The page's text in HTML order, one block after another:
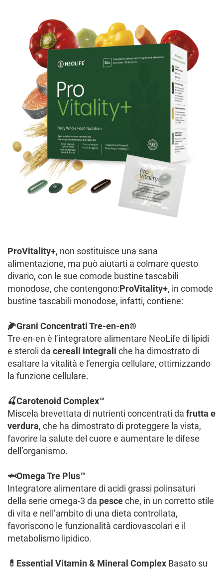
ProVitality+, non sostituisce una sana
alimentazione, ma può aiutarti a colmare questo
divario, con le sue comode bustine tascabili
monodose, che contengono:ProVitality+, in comode
bustine tascabili monodose, infatti, contiene:
🌽Grani Concentrati Tre-en-en®
Tre-en-en è l’integratore alimentare NeoLife di lipidi
e steroli da cereali integrali che ha dimostrato di
esaltare la vitalità e l’energia cellulare, ottimizzando
la funzione cellulare.
🍒Carotenoid Complex™
Miscela brevettata di nutrienti concentrati da frutta e
verdura, che ha dimostrato di proteggere la vista,
favorire la salute del cuore e aumentare le difese
dell’organismo.
🦈Omega Tre Plus™
Integratore alimentare di acidi grassi polinsaturi
della serie omega-3 da pesceche, in un corretto stile
di vita e nell’ambito di una dieta controllata,
favoriscono le funzionalità cardiovascolari e il
metabolismo lipidico.
💊Essential Vitamin & Mineral Complex Basato su